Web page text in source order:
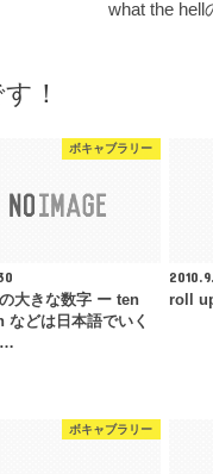
what the hell
！
ボキャブラリー
大きな数字 ー ten
どは日本語でいく
…
roll
ボキャブラリー